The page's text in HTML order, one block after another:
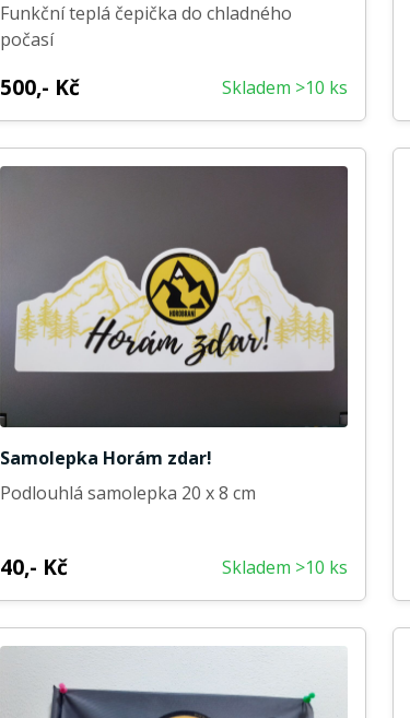
Funkční teplá čepička do chladného
počasí
500,- Kč Skladem >10 ks
Samolepka Horám zdar!
Podlouhlá samolepka 20 x 8 cm
40,- Kč Skladem >10 ks